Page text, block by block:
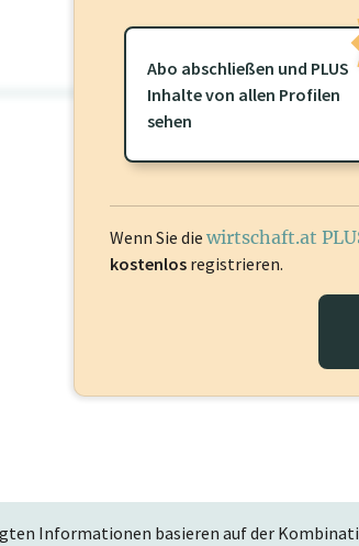
Für dieses Profil gibt es zusätzliche
frei oder loggen Sie sich ein um
Abo abschließen und PLUS
Inhalte von allen Profilen
sehen
Wenn Sie die wirtschaft.at
kostenlos registrieren.
Informationen basieren auf der